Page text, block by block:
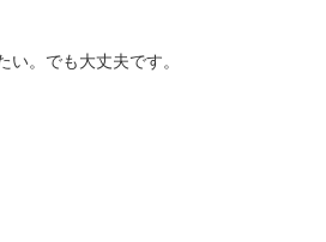
。でも大丈夫です。